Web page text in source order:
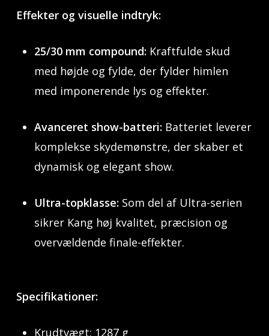
Effekter og visuelle indtryk:
25/30 mm compound:Kraftfulde skud
med højde og fylde, der fylder himlen
med imponerende lys og effekter.
Avanceret show-batteri:Batteriet leverer
komplekse skydemønstre, der skaber et
dynamisk og elegant show.
Ultra-topklasse:Som del af Ultra-serien
sikrer Kang høj kvalitet, præcision og
overvældende finale-effekter.
Specifikationer:
Krudtvægt: 1287 g